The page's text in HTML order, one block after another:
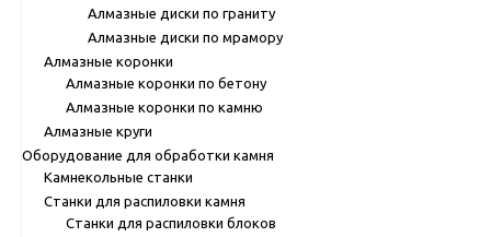
Алмазные диски по граниту
Алмазные диски по мрамору
Алмазные коронки
Алмазные коронки по бетону
Алмазные коронки по камню
Алмазные круги
Оборудование для обработки камня
Камнекольные станки
Станки для распиловки камня
Станки для распиловки блоков